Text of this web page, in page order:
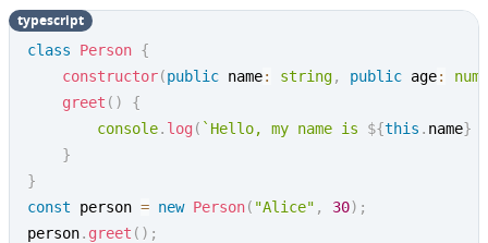
class Person {
constructor(public name: string, public age:
greet ( )
{
console. log ( ` Hello, my name is ${this . name}
}
}
const person = new Person( "Alice" , 30) ;
person. greet ( ) ;
ty­pe­script